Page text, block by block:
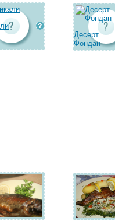
Десерт
Фондан